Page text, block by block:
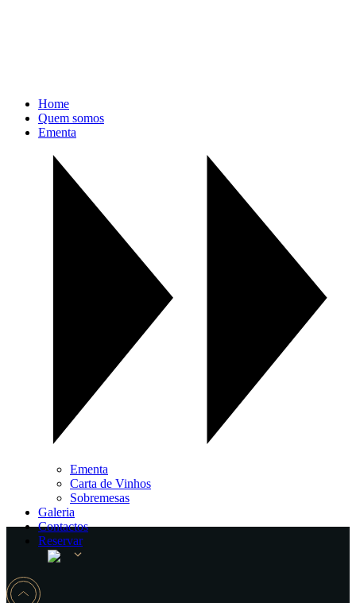
Home
Quem somos
Ementa
Ementa
Carta de Vinhos
Sobremesas
Galeria
Contactos
Reservar